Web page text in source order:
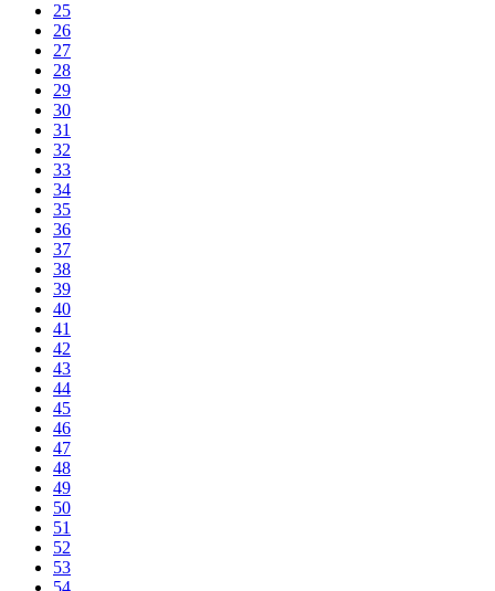
25
26
27
28
29
30
31
32
33
34
35
36
37
38
39
40
41
42
43
44
45
46
47
48
49
50
51
52
53
54